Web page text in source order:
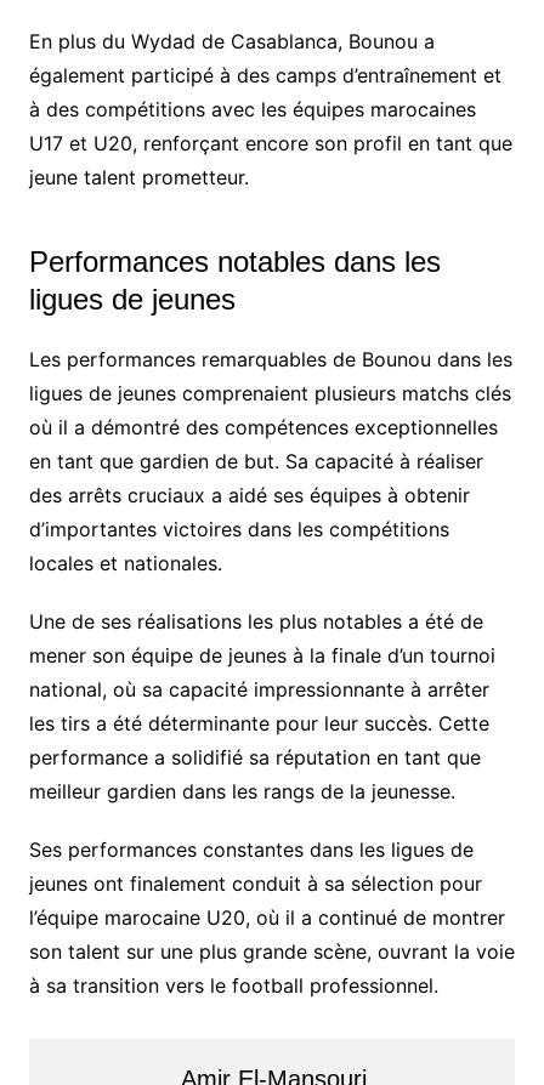
En plus du Wydad de Casablanca, Bounou a
également participé à des camps d’entraînement et
à des compétitions avec les équipes marocaines
U17 et U20, renforçant encore son profil en tant que
jeune talent prometteur.
Performances notables dans les
ligues de jeunes
Les performances remarquables de Bounou dans les
ligues de jeunes comprenaient plusieurs matchs clés
où il a démontré des compétences exceptionnelles
en tant que gardien de but. Sa capacité à réaliser
des arrêts cruciaux a aidé ses équipes à obtenir
d’importantes victoires dans les compétitions
locales et nationales.
Une de ses réalisations les plus notables a été de
mener son équipe de jeunes à la finale d’un tournoi
national, où sa capacité impressionnante à arrêter
les tirs a été déterminante pour leur succès. Cette
performance a solidifié sa réputation en tant que
meilleur gardien dans les rangs de la jeunesse.
Ses performances constantes dans les ligues de
jeunes ont finalement conduit à sa sélection pour
l’équipe marocaine U20, où il a continué de montrer
son talent sur une plus grande scène, ouvrant la voie
à sa transition vers le football professionnel.
Amir El-Mansouri